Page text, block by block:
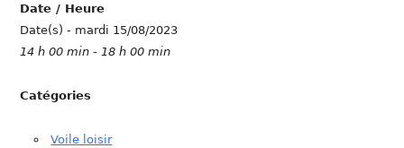
Date / Heure
Date(s) - mardi 15/08/2023
14 h 00 min - 18 h 00 min
Catégories
Voile loisir